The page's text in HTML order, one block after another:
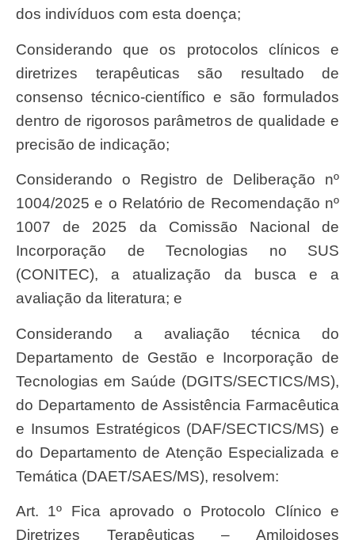
dos indivíduos com esta doença;
Considerando que os protocolos clínicos e
diretrizes terapêuticas são resultado de
consenso técnico-científico e são formulados
dentro de rigorosos parâmetros de qualidade e
precisão de indicação;
Considerando o Registro de Deliberação nº
1004/2025 e o Relatório de Recomendação nº
1007 de 2025 da Comissão Nacional de
Incorporação de Tecnologias no SUS
(CONITEC), a atualização da busca e a
avaliação da literatura; e
Considerando a avaliação técnica do
Departamento de Gestão e Incorporação de
Tecnologias em Saúde (DGITS/SECTICS/MS),
do Departamento de Assistência Farmacêutica
e Insumos Estratégicos (DAF/SECTICS/MS) e
do Departamento de Atenção Especializada e
Temática (DAET/SAES/MS), resolvem:
Art. 1º Fica aprovado o Protocolo Clínico e
Diretrizes Terapêuticas – Amiloidoses